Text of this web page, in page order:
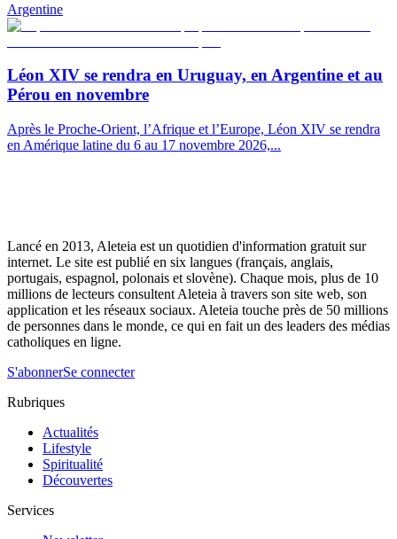
Argentine
Léon XIV se rendra en Uruguay, en Argentine et au
Pérou en novembre
Après le Proche-Orient, l’Afrique et l’Europe, Léon XIV se rendra
en Amérique latine du 6 au 17 novembre 2026,...
Lancé en 2013, Aleteia est un quotidien d'information gratuit sur
internet. Le site est publié en six langues (français, anglais,
portugais, espagnol, polonais et slovène). Chaque mois, plus de 10
millions de lecteurs consultent Aleteia à travers son site web, son
application et les réseaux sociaux. Aleteia touche près de 50 millions
de personnes dans le monde, ce qui en fait un des leaders des médias
catholiques en ligne.
S'abonnerSe connecter
Rubriques
Actualités
Lifestyle
Spiritualité
Découvertes
Services